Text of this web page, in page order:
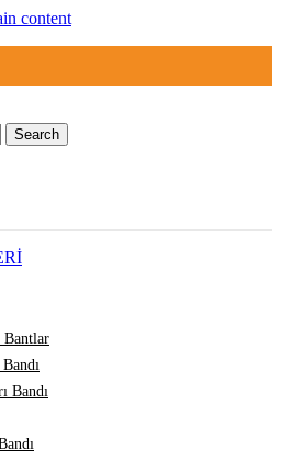
content
Search
Bantlar
Bandı